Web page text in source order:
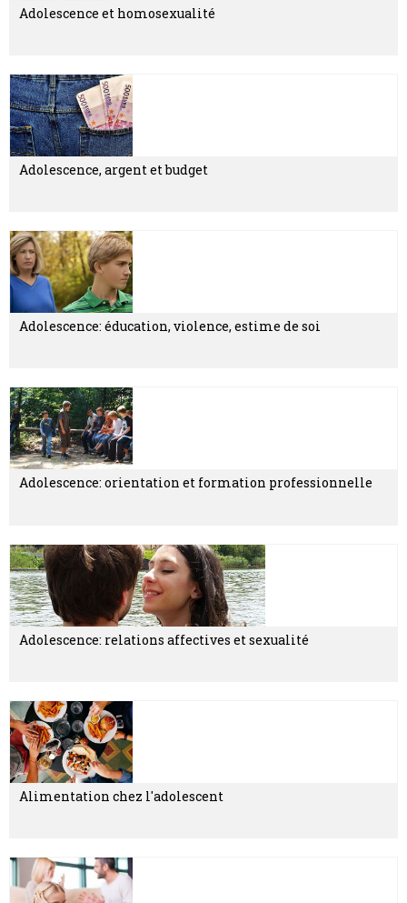
Adolescence et homosexualité
Adolescence, argent et budget
Adolescence: éducation, violence, estime de soi
Adolescence: orientation et formation professionnelle
Adolescence: relations affectives et sexualité
Alimentation chez l'adolescent